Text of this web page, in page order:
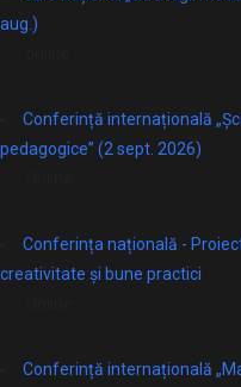
aug.)
Conferință internațională
pedagogice” (2 sept. 2026)
Conferința națională -
creativitate și bune practici
Conferință internațională